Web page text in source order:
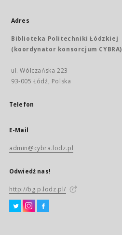
Adres
Biblioteka Politechniki Łódzkiej
(koordynator konsorcjum CYBRA)
ul. Wólczańska 223
93-005 Łódź, Polska
Telefon
E-Mail
admin@cybra.lodz.pl
Odwiedź nas!
http://bg.p.lodz.pl/